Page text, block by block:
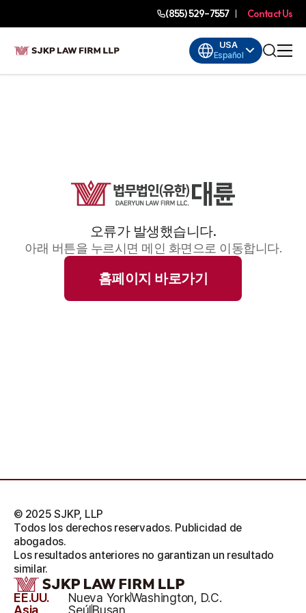
(855) 529-7557 Contact Us
USA
Español
오류가 발생했습니다.
아래 버튼을 누르시면 메인 화면으로 이동합니다.
홈페이지 바로가기
EE.UU. Nueva YorkWashington, D.C.
© 2025 SJKP, LLP
Todos los derechos reservados. Publicidad de
abogados.
Los resultados anteriores no garantizan un resultado
similar.